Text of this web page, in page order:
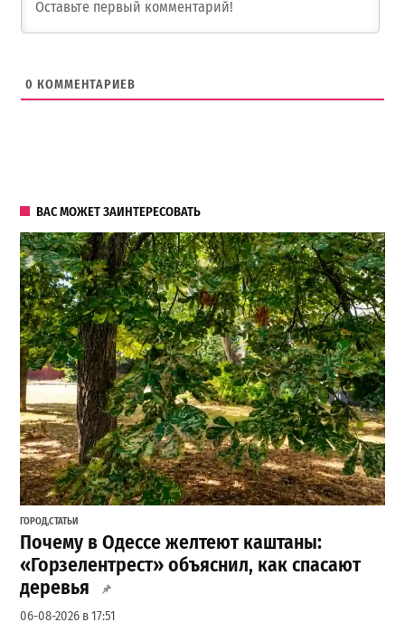
0 КОММЕНТАРИЕВ
ВАС МОЖЕТ ЗАИНТЕРЕСОВАТЬ
ГОРОД,СТАТЬИ
Почему в Одессе желтеют каштаны:
«Горзелентрест» объяснил, как спасают
деревья
06-08-2026 в 17:51